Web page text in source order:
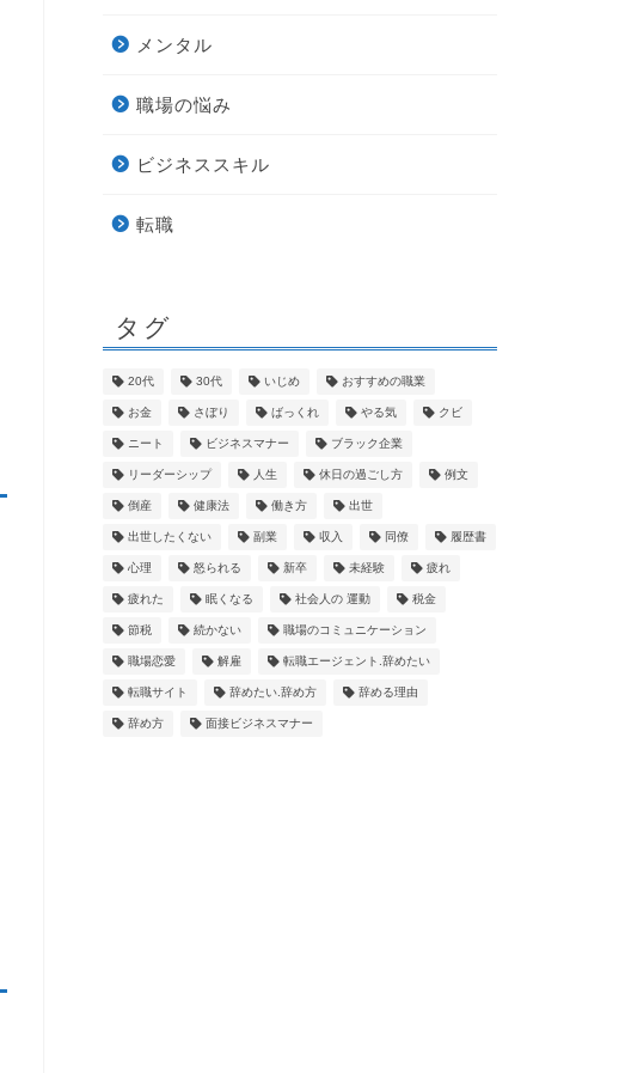
メンタル
職場の悩み
ビジネススキル
転職
タグ
20代 30代 いじめ おすすめの職業
お金 さぼり ばっくれ やる気 クビ
ニート ビジネスマナー ブラック企業
リーダーシップ 人生 休日の過ごし方 例文
倒産 健康法 働き方 出世
出世したくない 副業 収入 同僚 履歴書
心理 怒られる 新卒 未経験 疲れ
疲れた 眠くなる 社会人の 運動 税金
節税 続かない 職場のコミュニケーション
職場恋愛 解雇 転職エージェント.辞めたい
転職サイト 辞めたい.辞め方 辞める理由
辞め方 面接ビジネスマナー